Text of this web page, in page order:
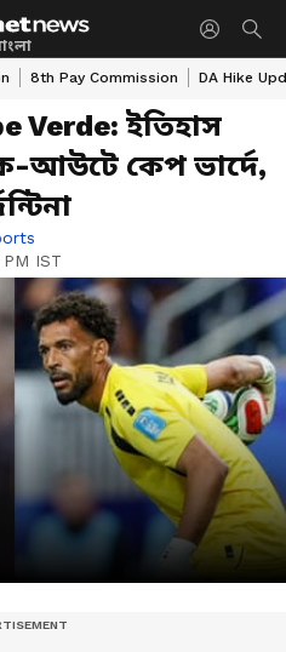
8th Pay Commission DA Hike
Verde: ইতিহাস
আউটে কেপ ভার্দে,
IST